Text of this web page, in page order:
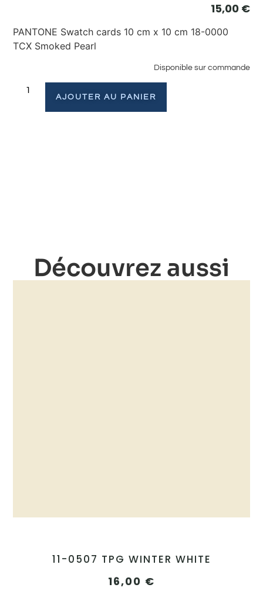
15,00 €
PANTONE Swatch cards 10 cm x 10 cm 18-0000
TCX Smoked Pearl
Disponible sur commande
AJOUTER AU PANIER
Découvrez aussi
11-0507 TPG WINTER WHITE
16,00 €